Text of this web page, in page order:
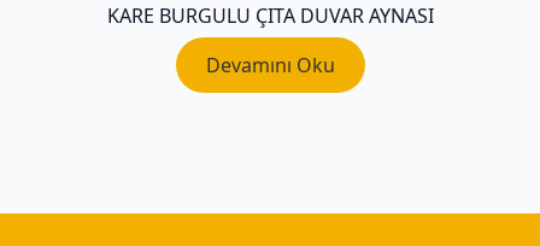
KARE BURGULU ÇITA DUVAR AYNASI
Devamını Oku